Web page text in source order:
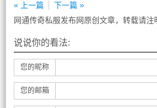
« 上一篇
下一篇 »
网通传奇私服发布网原创文章，转载请注
说说你的看法:
您的昵称
您的邮箱